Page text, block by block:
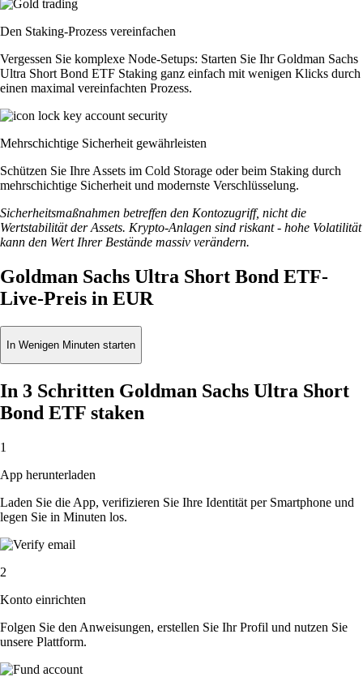
Den Staking-Prozess vereinfachen
Vergessen Sie komplexe Node-Setups: Starten Sie Ihr Goldman Sachs
Ultra Short Bond ETF Staking ganz einfach mit wenigen Klicks durch
einen maximal vereinfachten Prozess.
Mehrschichtige Sicherheit gewährleisten
Schützen Sie Ihre Assets im Cold Storage oder beim Staking durch
mehrschichtige Sicherheit und modernste Verschlüsselung.
Sicherheitsmaßnahmen betreffen den Kontozugriff, nicht die
Wertstabilität der Assets. Krypto-Anlagen sind riskant - hohe Volatilität
kann den Wert Ihrer Bestände massiv verändern.
Goldman Sachs Ultra Short Bond ETF-
Live-Preis in EUR
In Wenigen Minuten starten
In 3 Schritten Goldman Sachs Ultra Short
Bond ETF staken
1
App herunterladen
Laden Sie die App, verifizieren Sie Ihre Identität per Smartphone und
legen Sie in Minuten los.
2
Konto einrichten
Folgen Sie den Anweisungen, erstellen Sie Ihr Profil und nutzen Sie
unsere Plattform.